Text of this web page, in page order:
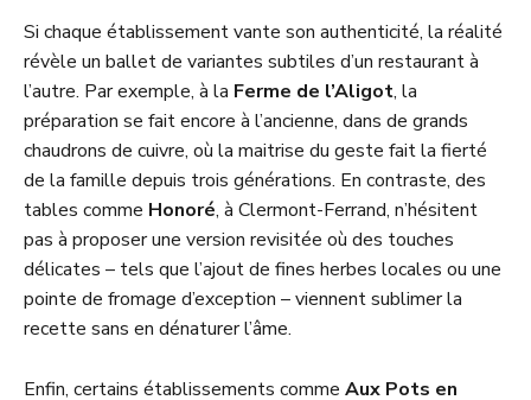
Si chaque établissement vante son authenticité, la réalité
révèle un ballet de variantes subtiles d’un restaurant à
l’autre. Par exemple, à la Ferme de l’Aligot, la
préparation se fait encore à l’ancienne, dans de grands
chaudrons de cuivre, où la maitrise du geste fait la fierté
de la famille depuis trois générations. En contraste, des
tables comme Honoré, à Clermont-Ferrand, n’hésitent
pas à proposer une version revisitée où des touches
délicates – tels que l’ajout de fines herbes locales ou une
pointe de fromage d’exception – viennent sublimer la
recette sans en dénaturer l’âme.
Enfin, certains établissements comme Aux Pots en